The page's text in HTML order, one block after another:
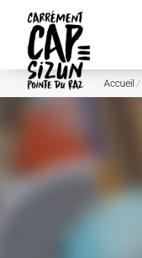
Accueil /